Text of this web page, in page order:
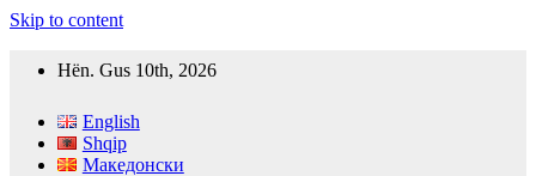
Skip to content
Hën. Gus 10th, 2026
English
Shqip
Македонски